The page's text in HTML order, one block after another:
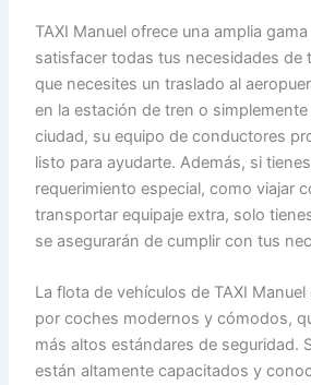
TAXI Manuel ofrece una amplia
satisfacer todas tus necesidades de
que necesites un traslado al
en la estación de tren o
ciudad, su equipo de conductores
listo para ayudarte. Además, si
requerimiento especial, como viajar
transportar equipaje extra, solo
se asegurarán de cumplir con tus
La flota de vehículos de TAXI
por coches modernos y cómodos,
más altos estándares de seguridad.
están altamente capacitados y